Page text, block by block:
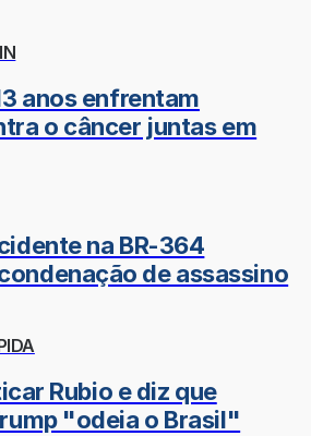
anos enfrentam
o câncer juntas em
na BR-364
de assassino
Rubio e diz que
"odeia o Brasil"